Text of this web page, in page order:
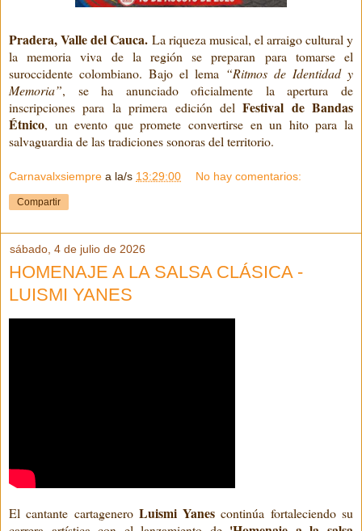
Pradera, Valle del Cauca. La riqueza musical, el arraigo cultural y
la memoria viva de la región se preparan para tomarse el
suroccidente colombiano. Bajo el lema “Ritmos de Identidad y
Memoria”, se ha anunciado oficialmente la apertura de
inscripciones para la primera edición delFestival de Bandas
Étnico, un evento que promete convertirse en un hito para la
salvaguardia de las tradiciones sonoras del territorio.
Carnavalxsiempre a la/s 13:29:00 No hay comentarios:
Compartir
sábado, 4 de julio de 2026
HOMENAJE A LA SALSA CLÁSICA -
LUISMI YANES
El cantante cartagenero Luismi Yanes continúa fortaleciendo su